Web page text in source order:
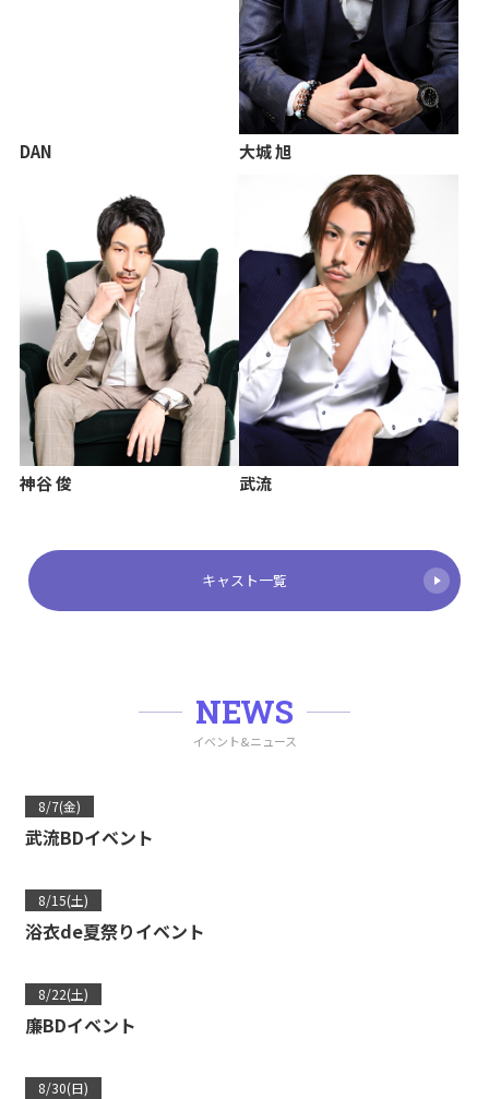
DAN 大城 旭
神谷 俊 武流
キャスト一覧
NEWS
イベント&ニュース
8/7(金)
武流BDイベント
8/15(土)
浴衣de夏祭りイベント
8/22(土)
廉BDイベント
8/30(日)